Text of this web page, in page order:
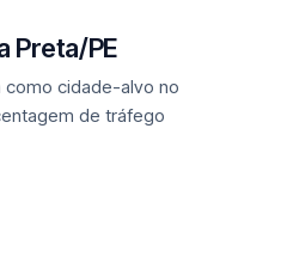
Preta/PE
como cidade-alvo no
de tráfego